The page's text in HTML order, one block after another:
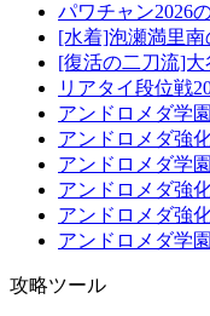
パワチャン2026
[水着]泡瀬満里
[復活の二刀流]
リアタイ段位戦
アンドロメダ学
アンドロメダ強
アンドロメダ学
アンドロメダ強
アンドロメダ強
アンドロメダ学
攻略ツール